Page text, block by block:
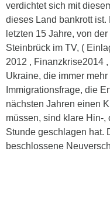
verdichtet sich mit
dieses Land bankrott
letzten 15 Jahre, von
Steinbrück im TV, (
2012 , Finanzkrise2014
Ukraine, die immer
Immigrationsfrage, die
nächsten Jahren einen
müssen, sind klare Hin-
Stunde geschlagen hat.
beschlossene